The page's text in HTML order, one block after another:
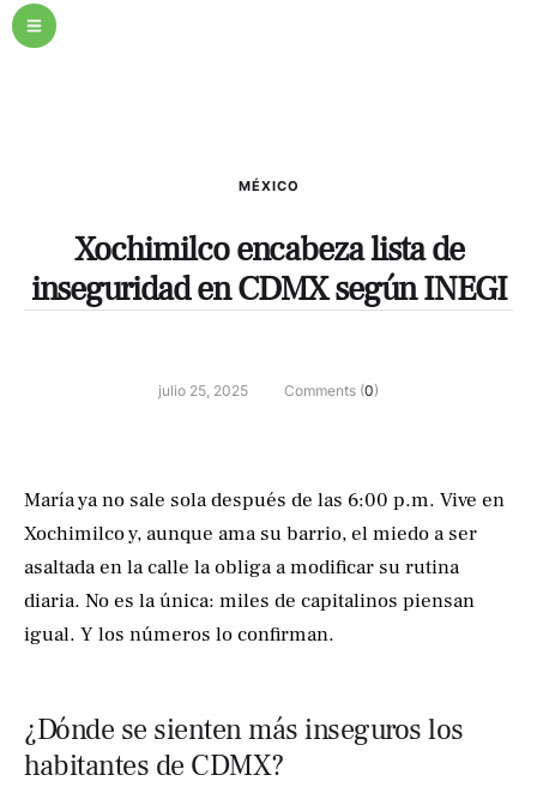
MÉXICO
Xochimilco encabeza lista de
inseguridad en CDMX según INEGI
julio 25, 2025 Comments (0)
María ya no sale sola después de las 6:00 p.m. Vive en
Xochimilco y, aunque ama su barrio, el miedo a ser
asaltada en la calle la obliga a modificar su rutina
diaria. No es la única: miles de capitalinos piensan
igual. Y los números lo confirman.
¿Dónde se sienten más inseguros los
habitantes de CDMX?